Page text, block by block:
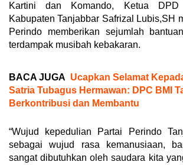
Kartini dan Komando, Ketua
Kabupaten Tanjabbar Safrizal Lubis,SH
Perindo memberikan sejumlah
terdampak musibah kebakaran.
BACA JUGA Ucapkan Selamat
Satria Tubagus Hermawan: DPC BMI
Berkontribusi dan Membantu
“Wujud kepedulian Partai Perindo
sebagai wujud rasa kemanusiaan,
sangat dibutuhkan oleh saudara kita